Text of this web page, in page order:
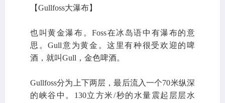
【Gullfoss大瀑布】
也叫黄金瀑布。Foss在冰岛语中有瀑布的意
思。Gull意为黄金。这里有种很受欢迎的啤
酒，就叫Gull，金色啤酒。
Gullfoss分为上下两层，最后流入一个70米纵深
的峡谷中。130立方米/秒的水量震起层层水